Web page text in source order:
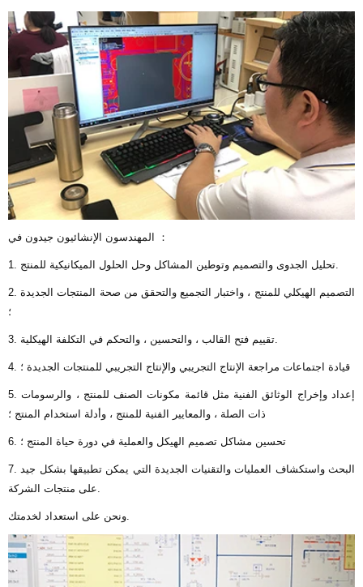
المهندسون الإنشائيون جيدون في ：
2. التصميم الهيكلي للمنتج ، واختبار التجميع والتحقق من صحة المنتجات الجديدة
؛
4. قيادة اجتماعات مراجعة الإنتاج التجريبي والإنتاج التجريبي للمنتجات الجديدة ؛
5. إعداد وإخراج الوثائق الفنية مثل قائمة مكونات الصنف للمنتج ، والرسومات
ذات الصلة ، والمعايير الفنية للمنتج ، وأدلة استخدام المنتج ؛
6. تحسين مشاكل تصميم الهيكل والعملية في دورة حياة المنتج ؛
7. البحث واستكشاف العمليات والتقنيات الجديدة التي يمكن تطبيقها بشكل جيد